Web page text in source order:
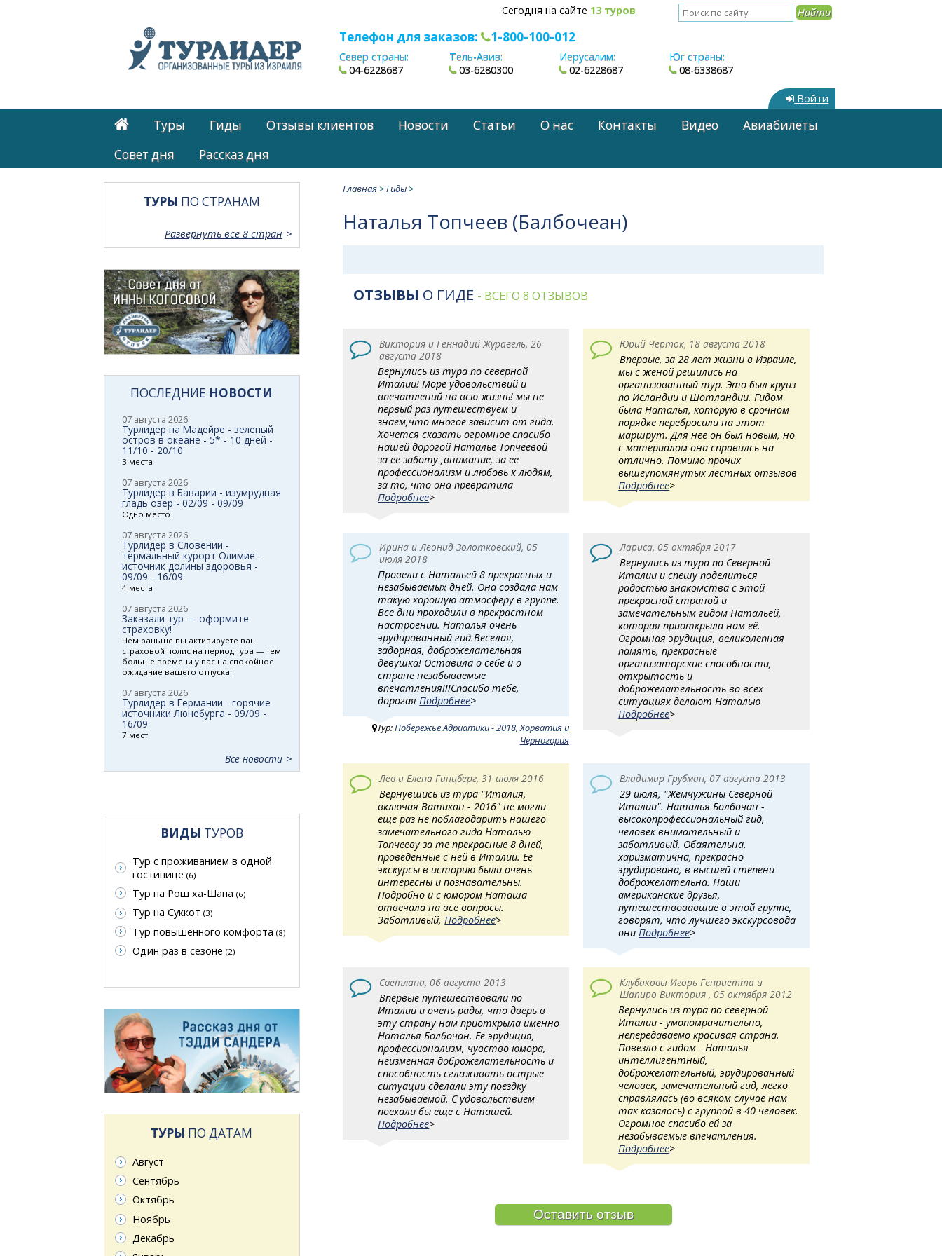
Сегодня на сайте 13 туров
Телефон для заказов: 1-800-100-012
Север страны:
04-6228687
Тель-Авив:
03-6280300
Иерусалим:
02-6228687
Юг страны:
08-6338687
Войти
Туры Гиды Отзывы клиентов Новости Статьи О нас Контакты Видео
Авиабилеты
Cовет дня
Рассказ дня
Главная >Гиды >
Наталья Топчеев (Балбочеан)
ОТЗЫВЫ О ГИДЕ - ВСЕГО 8 ОТЗЫВОВ
Виктория и Геннадий Журавель, 26
августа 2018
Вернулись из тура по северной
Италии! Море удовольствий и
впечатлений на всю жизнь! мы не
первый раз путешествуем и
знаем,что многое зависит от гида.
Хочется сказать огромное спасибо
нашей дорогой Наталье Топчеевой
за ее заботу ,внимание, за ее
профессионализм и любовь к людям,
за то, что она превратила
Подробнее>
Юрий Черток, 18 августа 2018
Впервые, за 28 лет жизни в Израиле,
мы с женой решились на
организованный тур. Это был круиз
по Исландии и Шотландии. Гидом
была Наталья, которую в срочном
порядке перебросили на этот
маршрут. Для неё он был новым, но
с материалом она справилсь на
отлично. Помимо прочих
вышеупомянутых лестных отзывов
Подробнее>
Ирина и Леонид Золотковский, 05
июля 2018
Провели с Натальей 8 прекрасных и
незабываемых дней. Она создала нам
такую хорошую атмосферу в группе.
Все дни проходили в прекрастном
настроении. Наталья очень
эрудированный гид.Веселая,
задорная, доброжелательная
девушка! Оставила о себе и о
стране незабываемые
впечатления!!!Спасибо тебе,
дорогаяПодробнее>
Тур:Побережье Адриатики - 2018, Хорватия и
Черногория
Лариса, 05 октября 2017
Вернулись из тура по Северной
Италии и спешу поделиться
радостью знакомства с этой
прекрасной страной и
замечательным гидом Натальей,
которая приоткрыла нам её.
Огромная эрудиция, великолепная
память, прекрасные
организаторские способности,
открытость и
доброжелательность во всех
ситуациях делают Наталью
Подробнее>
Лев и Елена Гинцберг, 31 июля 2016
Вернувшись из тура "Италия,
включая Ватикан - 2016" не могли
еще раз не поблагодарить нашего
замечательного гида Наталью
Топчееву за те прекрасные 8 дней,
проведенные с ней в Италии. Ее
экскурсы в историю были очень
интересны и познавательны.
Подробно и с юмором Наташа
отвечала на все вопросы.
Заботливый, Подробнее>
Владимир Грубман, 07 августа 2013
29 июля, "Жемчужины Северной
Италии". Наталья Болбочан -
высокопрофессиональный гид,
человек внимательный и
заботливый. Обаятельна,
харизматична, прекрасно
эрудирована, в высшей степени
доброжелательна. Наши
американские друзья,
путешествовавшие в этой группе,
говорят, что лучшего экскурсовода
они Подробнее>
Светлана, 06 августа 2013
Впервые путешествовали по
Италии и очень рады, что дверь в
эту страну нам приоткрыла именно
Наталья Болбочан. Ее эрудиция,
профессионализм, чувство юмора,
неизменная доброжелательность и
способность сглаживать острые
ситуации сделали эту поездку
незабываемой. С удовольствием
поехали бы еще с Наташей.
Подробнее>
Клубаковы Игорь Генриетта и
Шапиро Виктория , 05 октября 2012
Вернулись из тура по северной
Италии - умопомрачительно,
непередаваемо красивая страна.
Повезло с гидом - Наталья
интеллигентный,
доброжелательный, эрудированный
человек, замечательный гид, легко
справлялась (во всяком случае нам
так казалось) с группой в 40 человек.
Огромное спасибо ей за
незабываемые впечатления.
Подробнее>
Оставить отзыв
ТУРЫ ПО СТРАНАМ
Развернуть все 8 стран
ПОСЛЕДНИЕ НОВОСТИ
07 августа 2026
Турлидер на Мадейре - зеленый
остров в океане - 5* - 10 дней -
11/10 - 20/10
3 места
07 августа 2026
Турлидер в Баварии - изумрудная
гладь озер - 02/09 - 09/09
Одно место
07 августа 2026
Турлидер в Словении -
термальный курорт Олимие -
источник долины здоровья -
09/09 - 16/09
4 места
07 августа 2026
Заказали тур — оформите
страховку!
Чем раньше вы активируете ваш
страховой полис на период тура — тем
больше времени у вас на спокойное
ожидание вашего отпуска!
07 августа 2026
Турлидер в Германии - горячие
источники Люнебурга - 09/09 -
16/09
7 мест
Все новости
ВИДЫ ТУРОВ
Тур с проживанием в одной
гостинице (6)
Тур на Рош ха-Шана (6)
Тур на Суккот (3)
Тур повышенного комфорта (8)
Один раз в сезоне (2)
ТУРЫ ПО ДАТАМ
Август
Сентябрь
Октябрь
Ноябрь
Декабрь